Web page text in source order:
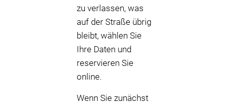
zu verlassen, was
auf der Straße übrig
bleibt, wählen Sie
Ihre Daten und
reservieren Sie
online.
Wenn Sie zunächst